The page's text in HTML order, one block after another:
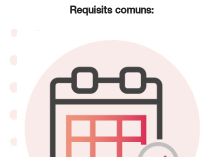
Requisits comuns: